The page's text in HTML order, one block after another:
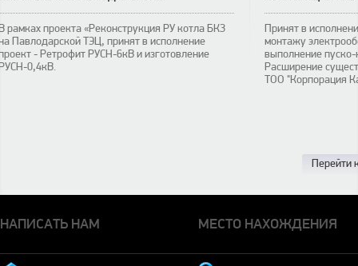
рамках проекта «Реконструкция РУ котла БКЗ
Павлодарской ТЭЦ, принят в исполнение
- Ретрофит РУСН-6кВ и изготовление
0,4кВ.
Принят в
монтажу
выполнение
Расширение
ТОО "Корпорация
Перейти
НАПИСАТЬ НАМ МЕСТО НАХОЖДЕНИЯ